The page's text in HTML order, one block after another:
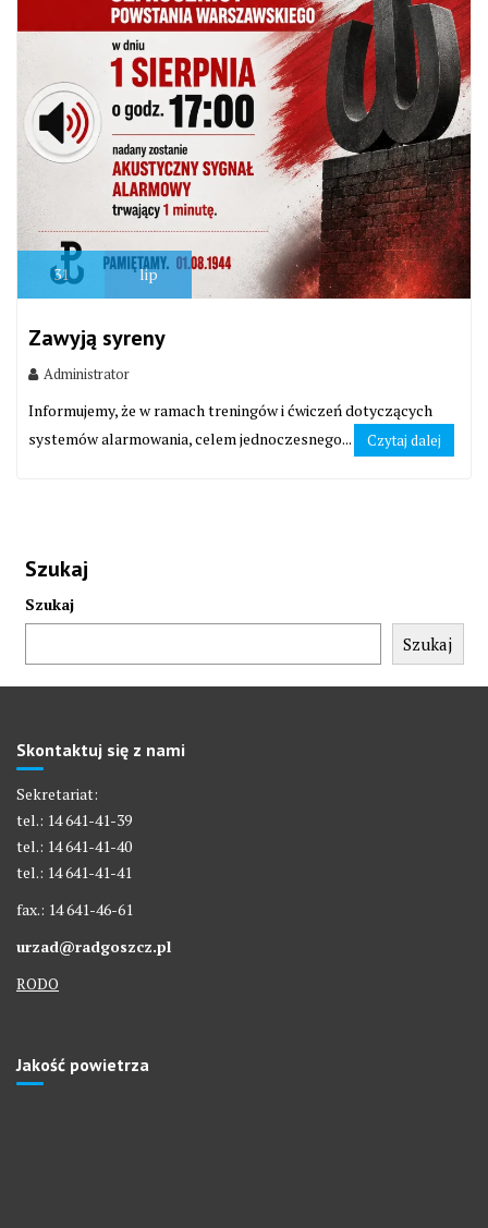
31 lip
Zawyją syreny
Administrator
Informujemy, że w ramach treningów i ćwiczeń dotyczących
systemów alarmowania, celem jednoczesnego...
Czytaj dalej
Szukaj
Szukaj
Szukaj
Skontaktuj się z nami
Sekretariat:
tel.: 14 641-41-39
tel.: 14 641-41-40
tel.: 14 641-41-41
fax.: 14 641-46-61
urzad@radgoszcz.pl
RODO
Jakość powietrza